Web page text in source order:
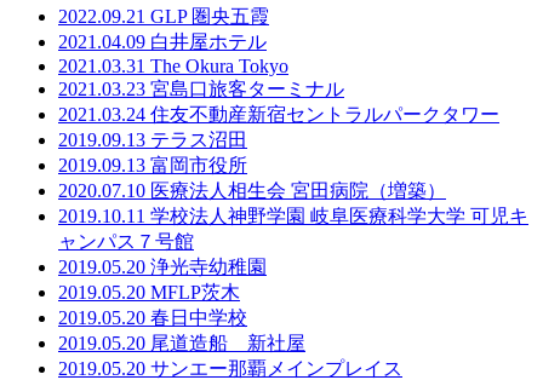
2022.09.21 GLP 圏央五霞
2021.04.09 白井屋ホテル
2021.03.31 The Okura Tokyo
2021.03.23 宮島口旅客ターミナル
2021.03.24 住友不動産新宿セントラルパークタワー
2019.09.13 テラス沼田
2019.09.13 富岡市役所
2020.07.10 医療法人相生会 宮田病院（増築）
2019.10.11 学校法人神野学園 岐阜医療科学大学 可児キ
ャンパス７号館
2019.05.20 浄光寺幼稚園
2019.05.20 MFLP茨木
2019.05.20 春日中学校
2019.05.20 尾道造船 新社屋
2019.05.20 サンエー那覇メインプレイス